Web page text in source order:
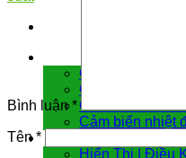
Cảm biến áp suất
Cảm biến chênh
Cảm biến đo mức
Cảm biến nhiệt
Hiển Thị | Điều
Bình luận*
Tên*